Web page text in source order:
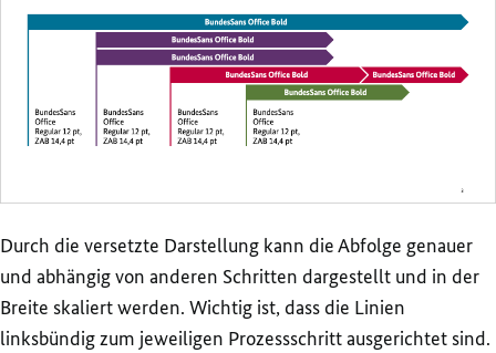
Durch die versetzte Darstellung kann die Abfolge genauer
und abhängig von anderen Schritten dargestellt und in der
Breite skaliert werden. Wichtig ist, dass die Linien
linksbündig zum jeweiligen Prozessschritt ausgerichtet sind.